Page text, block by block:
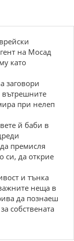
на Мосад
като
заговори
при нелеп
й баби в
премисля
си, да открие
и тънка
неща в
да познаеш
собствената